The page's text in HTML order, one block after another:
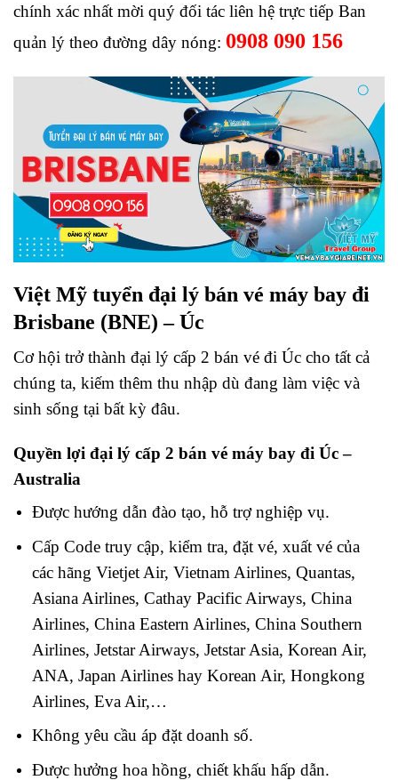
chính xác nhất mời quý đối tác liên hệ trực tiếp Ban
quản lý theo đường dây nóng: 0908 090 156
Việt Mỹ tuyển đại lý bán vé máy bay đi
Brisbane (BNE) – Úc
Cơ hội trở thành đại lý cấp 2 bán vé đi Úc cho tất cả
chúng ta, kiếm thêm thu nhập dù đang làm việc và
sinh sống tại bất kỳ đâu.
Quyền lợi đại lý cấp 2 bán vé máy bay đi Úc –
Australia
Được hướng dẫn đào tạo, hỗ trợ nghiệp vụ.
Cấp Code truy cập, kiểm tra, đặt vé, xuất vé của
các hãng Vietjet Air, Vietnam Airlines, Quantas,
Asiana Airlines, Cathay Pacific Airways, China
Airlines, China Eastern Airlines, China Southern
Airlines, Jetstar Airways, Jetstar Asia, Korean Air,
ANA, Japan Airlines hay Korean Air, Hongkong
Airlines, Eva Air,…
Không yêu cầu áp đặt doanh số.
Được hưởng hoa hồng, chiết khấu hấp dẫn.